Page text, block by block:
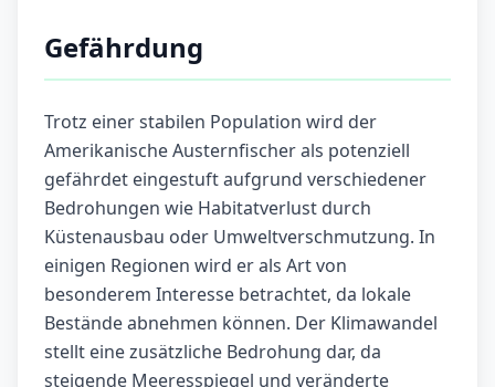
Gefährdung
Trotz einer stabilen Population wird der
Amerikanische Austernfischer als potenziell
gefährdet eingestuft aufgrund verschiedener
Bedrohungen wie Habitatverlust durch
Küstenausbau oder Umweltverschmutzung. In
einigen Regionen wird er als Art von
besonderem Interesse betrachtet, da lokale
Bestände abnehmen können. Der Klimawandel
stellt eine zusätzliche Bedrohung dar, da
steigende Meeresspiegel und veränderte